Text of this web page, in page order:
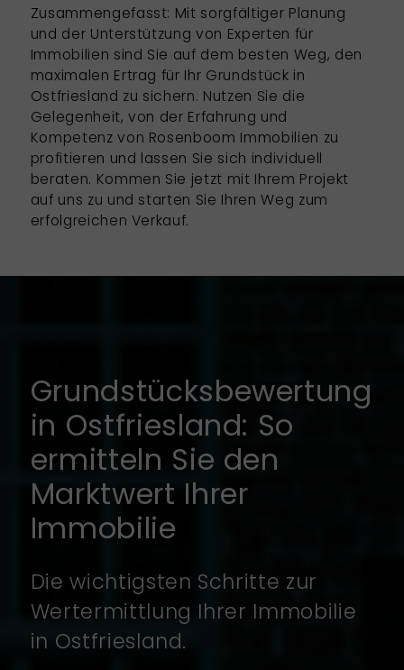
Zusammengefasst: Mit sorgfältiger Planung
und der Unterstützung von Experten für
Immobilien sind Sie auf dem besten Weg, den
maximalen Ertrag für Ihr Grundstück in
Ostfriesland zu sichern. Nutzen Sie die
Gelegenheit, von der Erfahrung und
Kompetenz von Rosenboom Immobilien zu
profitieren und lassen Sie sich individuell
beraten. Kommen Sie jetzt mit Ihrem Projekt
auf uns zu und starten Sie Ihren Weg zum
erfolgreichen Verkauf.
Grundstücksbewertung
in Ostfriesland: So
ermitteln Sie den
Marktwert Ihrer
Immobilie
Die wichtigsten Schritte zur
Wertermittlung Ihrer Immobilie
in Ostfriesland.